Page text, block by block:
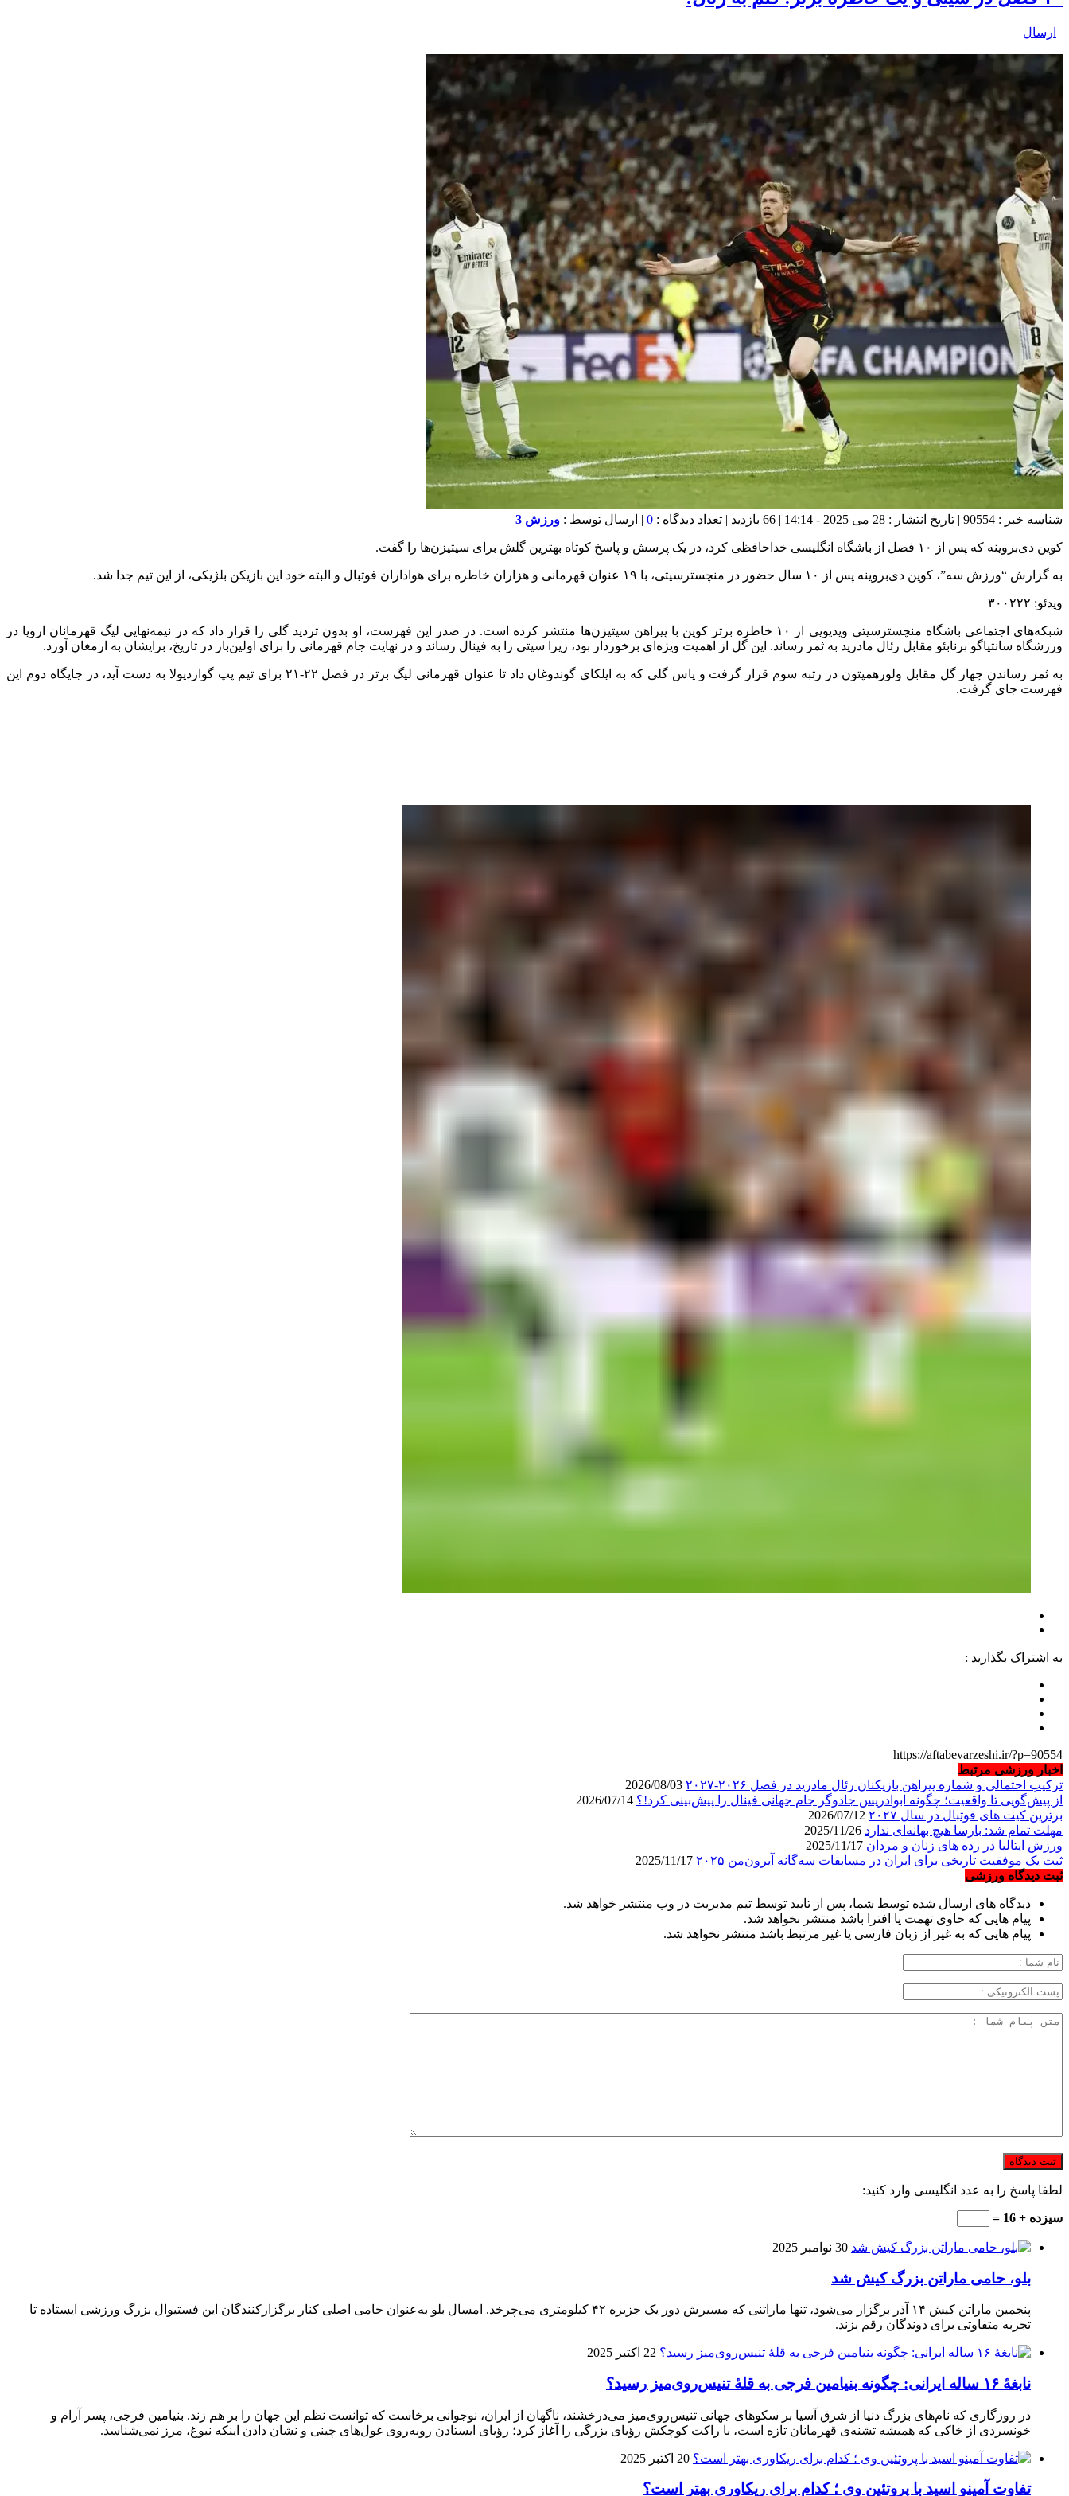
ارسال
شناسه خبر : 90554 | تاریخ انتشار : 28 می 2025 - 14:14 | 66 بازدید | تعداد دیدگاه : 0 | ارسال توسط : ورزش 3
کوین دی‌بروینه که پس از ۱۰ فصل از باشگاه انگلیسی خداحافظی کرد، در یک پرسش و پاسخ کوتاه بهترین گلش برای سیتیزن‌ها را گفت.
به گزارش “ورزش سه”، کوین دی‌بروینه پس از ۱۰ سال حضور در منچسترسیتی، با ۱۹ عنوان قهرمانی و هزاران خاطره برای هواداران فوتبال و البته خود این بازیکن بلژیکی، از این تیم جدا شد.
ویدئو: ۳۰۰۲۲۲
شبکه‌های اجتماعی باشگاه منچسترسیتی ویدیویی از ۱۰ خاطره برتر کوین با پیراهن سیتیزن‌ها منتشر کرده است. در صدر این فهرست، او بدون تردید گلی را قرار داد که در نیمه‌نهایی لیگ قهرمانان اروپا در
ورزشگاه سانتیاگو برنابئو مقابل رئال مادرید به ثمر رساند. این گل از اهمیت ویژه‌ای برخوردار بود، زیرا سیتی را به فینال رساند و در نهایت جام قهرمانی را برای اولین‌بار در تاریخ، برایشان به ارمغان آورد.
به ثمر رساندن چهار گل مقابل ولورهمپتون در رتبه سوم قرار گرفت و پاس گلی که به ایلکای گوندوغان داد تا عنوان قهرمانی لیگ برتر در فصل ۲۲-۲۱ برای تیم پپ گواردیولا به دست آید، در جایگاه دوم این
فهرست جای گرفت.
به اشتراک بگذارید :
https://aftabevarzeshi.ir/?p=90554
اخبار ورزشی مرتبط
ترکیب احتمالی و شماره پیراهن بازیکنان رئال مادرید در فصل ۲۰۲۶-۲۰۲۷
از پیش‌گویی تا واقعیت؛ چگونه ابوادریس جادوگر جام جهانی فینال را پیش‌بینی کرد!؟
برترین کیت های فوتبال در سال ۲۰۲۷
مهلت تمام شد: بارسا هیچ بهانه‌‌ای ندارد
ورزش ایتالیا در رده های زنان و مردان
ثبت یک موفقیت تاریخی برای ایران در مسابقات سه‌گانه آیرون‌من ۲۰۲۵
ثبت دیدگاه ورزشی
دیدگاه های ارسال شده توسط شما، پس از تایید توسط تیم مدیریت در وب منتشر خواهد شد.
پیام هایی که حاوی تهمت یا افترا باشد منتشر نخواهد شد.
پیام هایی که به غیر از زبان فارسی یا غیر مرتبط باشد منتشر نخواهد شد.
لطفا پاسخ را به عدد انگلیسی وارد کنید:
سیزده + 16 =
30 نوامبر 2025
بلو، حامی ماراتن بزرگ کیش شد
پنجمین ماراتن کیش ۱۴ آذر برگزار می‌شود، تنها ماراتنی که مسیرش دور یک جزیره ۴۲ کیلومتری می‌چرخد. امسال بلو به‌عنوان حامی اصلی کنار برگزارکنندگان این فستیوال بزرگ ورزشی ایستاده تا
تجربه متفاوتی برای دوندگان رقم بزند.
22 اکتبر 2025
نابغهٔ ۱۶ ساله ایرانی: چگونه بنیامین فرجی به قلهٔ تنیس‌روی‌میز رسید؟
در روزگاری که نام‌های بزرگ دنیا از شرق آسیا بر سکوهای جهانی تنیس‌روی‌میز می‌درخشند، ناگهان از ایران، نوجوانی برخاست که توانست نظم این جهان را بر هم زند. بنیامین فرجی، پسر آرام و
خونسردی از خاکی که همیشه تشنه‌ی قهرمانان تازه است، با راکت کوچکش رؤیای بزرگی را آغاز کرد؛ رؤیای ایستادن روبه‌روی غول‌های چینی و نشان دادن اینکه نبوغ، مرز نمی‌شناسد.
20 اکتبر 2025
تفاوت آمینو اسید با پروتئین وی ؛ کدام برای ریکاوری بهتر است؟